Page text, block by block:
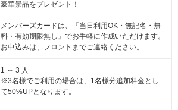
豪華景品をプレゼント！
メンバーズカードは、『当日利用OK・無記名・無
料・有効期限無し』でお手軽に作成いただけます。
お申込みは、フロントまでご連絡ください。
1 ～ 3 人
※3名様でご利用の場合は、1名様分追加料金とし
て50%UPとなります。